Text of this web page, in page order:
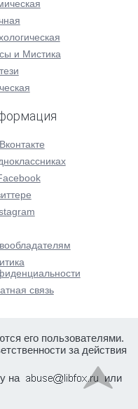
и Мистика
связь
его пользователями.
за действия
на
или